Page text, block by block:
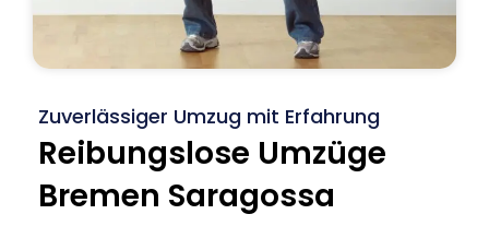
Zuverlässiger Umzug mit Erfahrung
Reibungslose Umzüge
Bremen Saragossa